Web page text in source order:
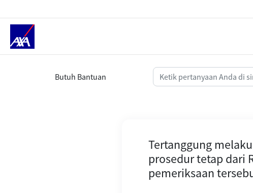
Tertanggung dinyatakan positif
Butuh Bantuan
Tertanggung
prosedur tetap dari
pemeriksaan